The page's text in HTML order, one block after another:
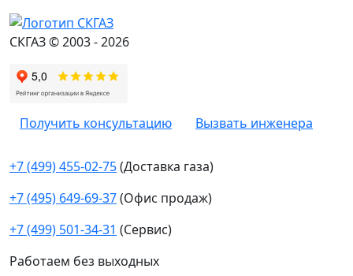
СКГАЗ © 2003 - 2026
Получить консультацию Вызвать инженера
+7 (499) 455-02-75(Доставка газа)
+7 (495) 649-69-37(Офис продаж)
+7 (499) 501-34-31 (Сервис)
Работаем без выходных